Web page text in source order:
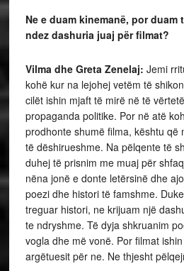
Ne e duam kinemanë, por duam
ndez dashuria juaj për filmat?
Vilma dhe Greta Zenelaj: Jemi
kohë kur na lejohej vetëm të
cilët ishin mjaft të mirë në të
propaganda politike. Por në atë
prodhonte shumë filma, kështu që
të dëshirueshme. Na pëlqente të
duhej të prisnim me muaj për
nëna jonë e donte letërsinë dhe
poezi dhe histori të famshme.
treguar histori, ne krijuam një
te ndryshme. Të dyja shkruanim
vogla dhe më vonë. Por filmat
argëtuesit për ne. Ne thjesht